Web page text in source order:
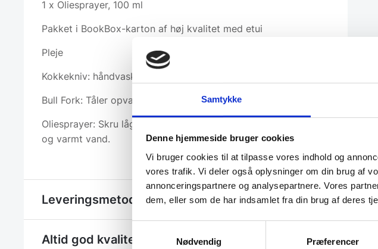
Samtykke
Denne hjemmeside bruger cookies
Vi bruger cookies til at tilpasse vores indhold og
vores trafik. Vi deler også oplysninger om din brug af
annonceringspartnere og analysepartnere. Vores
dem, eller som de har indsamlet fra din brug af deres
Nødvendig
Præferencer
1 x Oliesprayer, 100 ml
Pakket i BookBox-karton af høj kvalitet med etui
Pleje
Kokkekniv: håndvask og tør med en klud.
Bull Fork: Tåler opvaskemaskine. Håndvask anbefales.
Oliesprayer: Skru låget af og skyl det med lidt opvaskemiddel
og varmt vand.
Leveringsmetode
Altid god kvalitet, se her hvorfor